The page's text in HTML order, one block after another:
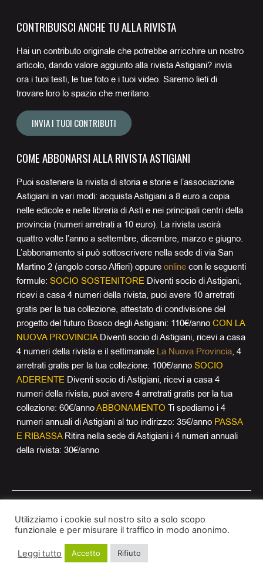
CONTRIBUISCI ANCHE TU ALLA RIVISTA
Hai un contributo originale che potrebbe arricchire un nostro
articolo, dando valore aggiunto alla rivista Astigiani? invia
ora i tuoi testi, le tue foto e i tuoi video. Saremo lieti di
trovare loro lo spazio che meritano.
INVIA I TUOI CONTRIBUTI
COME ABBONARSI ALLA RIVISTA ASTIGIANI
Puoi sostenere la rivista di storia e storie e l’associazione
Astigiani in vari modi: acquista Astigiani a 8 euro a copia
nelle edicole e nelle libreria di Asti e nei principali centri della
provincia (numeri arretrati a 10 euro). La rivista uscirà
quattro volte l’anno a settembre, dicembre, marzo e giugno.
L’abbonamento si può sottoscrivere nella sede di via San
Martino 2 (angolo corso Alfieri) oppureonline con le seguenti
formule:SOCIO SOSTENITORE Diventi socio di Astigiani,
ricevi a casa 4 numeri della rivista, puoi avere 10 arretrati
gratis per la tua collezione, attestato di condivisione del
progetto del futuro Bosco degli Astigiani: 110€/annoCON LA
NUOVA PROVINCIADiventi socio di Astigiani, ricevi a casa
4 numeri della rivista e il settimanale La Nuova Provincia, 4
arretrati gratis per la tua collezione: 100€/annoSOCIO
ADERENTE Diventi socio di Astigiani, ricevi a casa 4
numeri della rivista, puoi avere 4 arretrati gratis per la tua
collezione: 60€/annoABBONAMENTO Ti spediamo i 4
numeri annuali di Astigiani al tuo indirizzo: 35€/anno PASSA
E RIBASSARitira nella sede di Astigiani i 4 numeri annuali
della rivista: 30€/anno
© 2018 Astigiani |Privacy Policy
L’associazione|Invia il tuo contributo
Utilizziamo i cookie sul nostro sito a solo scopo
funzionale e per misurare il traffico in modo anonimo.
Leggi tutto Accetto Rifiuto